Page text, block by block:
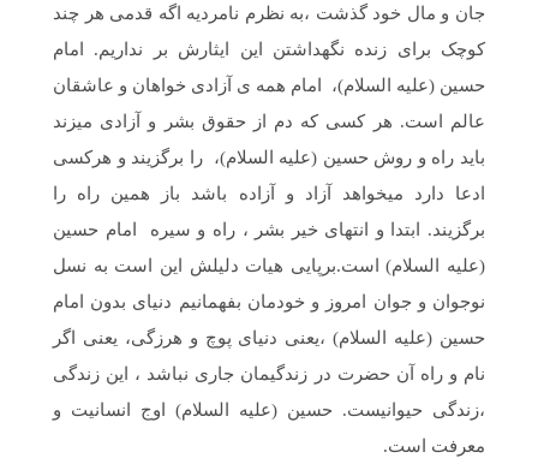
جان و مال خود گذشت ،به نظرم نامردیه اگه قدمی هر چند
کوچک برای زنده نگهداشتن این ایثارش بر نداریم. امام
حسین (علیه السلام)، امام همه ی آزادی خواهان و عاشقان
عالم است. هر کسی که دم از حقوق بشر و آزادی میزند
باید راه و روش حسین (علیه السلام)، را برگزیند و هرکسی
ادعا دارد میخواهد آزاد و آزاده باشد باز همین راه را
برگزیند. ابتدا و انتهای خیر بشر ، راه و سیره امام حسین
(علیه السلام) است.برپایی هیات دلیلش این است به نسل
نوجوان و جوان امروز و خودمان بفهمانیم دنیای بدون امام
حسین (علیه السلام) ،یعنی دنیای پوچ و هرزگی، یعنی اگر
نام و راه آن حضرت در زندگیمان جاری نباشد ، این زندگی
،زندگی حیوانیست. حسین (علیه السلام) اوج انسانیت و
معرفت است.